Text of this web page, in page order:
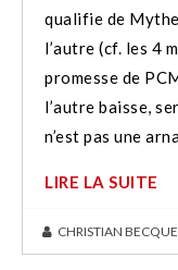
qualifie de
l’autre (cf. les 4
promesse de
l’autre baisse,
n’est pas une
LIRE LA SUITE
CHRISTIAN